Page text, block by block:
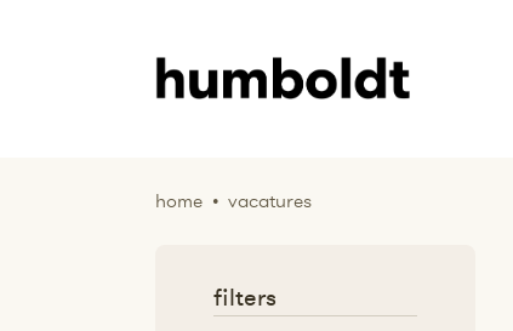
home • vacatures
filters